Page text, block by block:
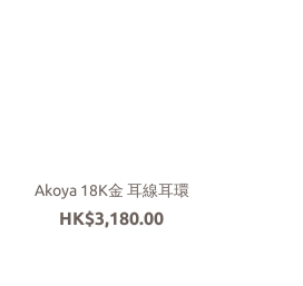
Akoya 18K金 耳線耳環
HK$3,180.00